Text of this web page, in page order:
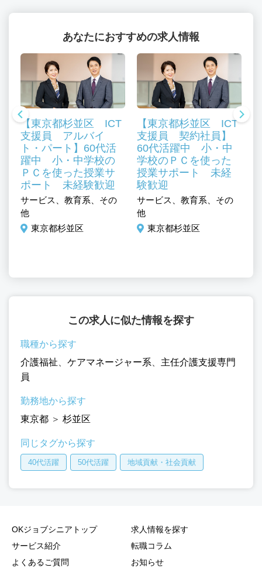
あなたにおすすめの求人情報
【東京都杉並区 ICT
支援員 アルバイ
ト・パート】60代活
躍中 小・中学校の
ＰＣを使った授業サ
ポート 未経験歓迎
サービス、教育系、その
他
東京都杉並区
【東京都杉並区 ICT
支援員 契約社員】
60代活躍中 小・中
学校のＰＣを使った
授業サポート 未経
験歓迎
サービス、教育系、その
他
東京都杉並区
この求人に似た情報を探す
職種から探す
介護福祉
ケアマネージャー系
主任介護支援専門
員
勤務地から探す
東京都 ＞ 杉並区
同じタグから探す
40代活躍 50代活躍 地域貢献・社会貢献
OKジョブシニアトップ
サービス紹介
よくあるご質問
求人情報を探す
転職コラム
お知らせ